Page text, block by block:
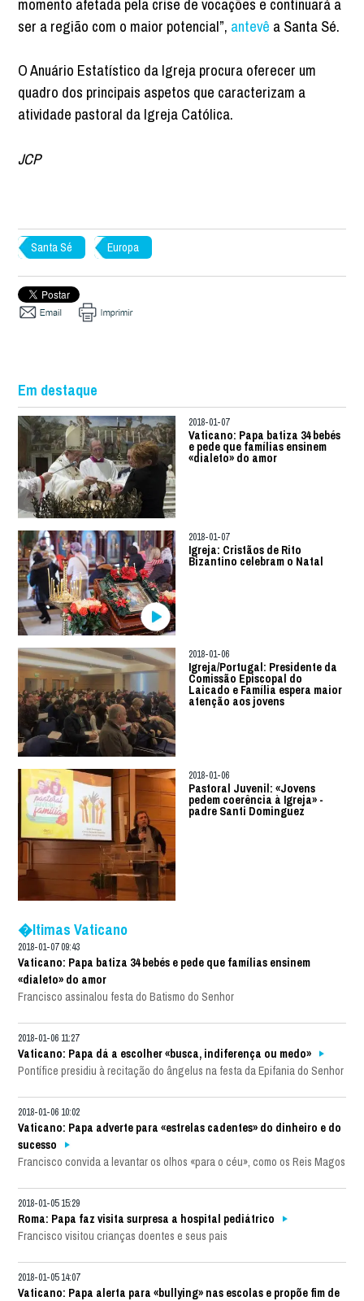
momento afetada pela crise de vocações e continuará a
ser a região com o maior potencial”, antevê a Santa Sé.
O Anuário Estatístico da Igreja procura oferecer um
quadro dos principais aspetos que caracterizam a
atividade pastoral da Igreja Católica.
JCP
Santa Sé Europa
Em destaque
2018-01-07
Vaticano: Papa batiza 34 bebés
e pede que famílias ensinem
«dialeto» do amor
2018-01-07
Igreja: Cristãos de Rito
Bizantino celebram o Natal
2018-01-06
Igreja/Portugal: Presidente da
Comissão Episcopal do
Laicado e Família espera maior
atenção aos jovens
2018-01-06
Pastoral Juvenil: «Jovens
pedem coerência à Igreja» -
padre Santi Dominguez
�ltimas Vaticano
2018-01-07 09:43
Vaticano: Papa batiza 34 bebés e pede que famílias ensinem
«dialeto» do amor
Francisco assinalou festa do Batismo do Senhor
2018-01-06 11:27
Vaticano: Papa dá a escolher «busca, indiferença ou medo»
Pontífice presidiu à recitação do ângelus na festa da Epifania do Senhor
2018-01-06 10:02
Vaticano: Papa adverte para «estrelas cadentes» do dinheiro e do
sucesso
Francisco convida a levantar os olhos «para o céu», como os Reis Magos
2018-01-05 15:29
Roma: Papa faz visita surpresa a hospital pediátrico
Francisco visitou crianças doentes e seus pais
2018-01-05 14:07
Vaticano: Papa alerta para «bullying» nas escolas e propõe fim de